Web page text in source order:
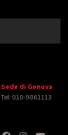
Sede di Genova
Tel: 010-9861113